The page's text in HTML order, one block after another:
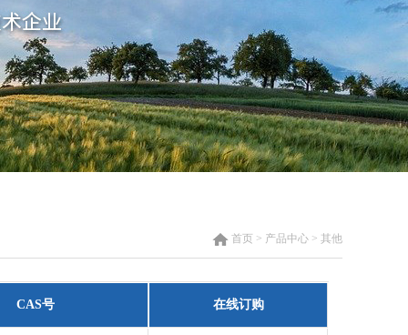
首页 > 产品中心 > 其他
CAS号 在线订购